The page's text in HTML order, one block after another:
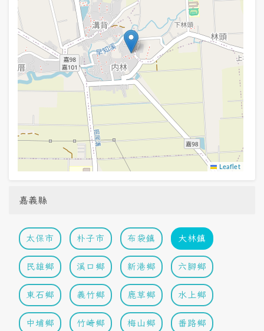
Leaflet
嘉義縣
太保市 朴子市 布袋鎮 大林鎮
民雄鄉 溪口鄉 新港鄉 六腳鄉
東石鄉 義竹鄉 鹿草鄉 水上鄉
中埔鄉 竹崎鄉 梅山鄉 番路鄉